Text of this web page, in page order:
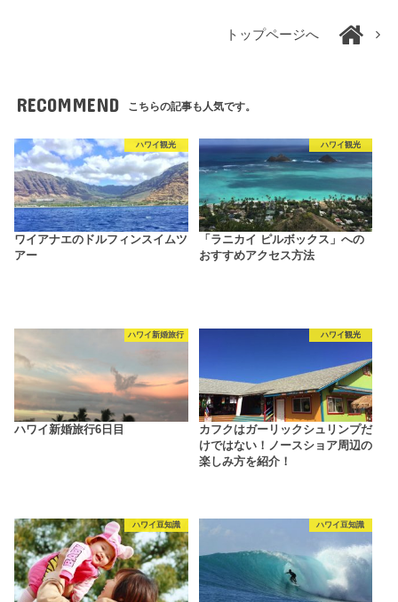
トップページへ
RECOMMEND こちらの記事も人気です。
ハワイ観光
ワイアナエのドルフィンスイムツ
アー
ハワイ観光
「ラニカイ ピルボックス」への
おすすめアクセス方法
ハワイ新婚旅行
ハワイ新婚旅行6日目
ハワイ観光
カフクはガーリックシュリンプだ
けではない！ノースショア周辺の
楽しみ方を紹介！
ハワイ豆知識 ハワイ豆知識